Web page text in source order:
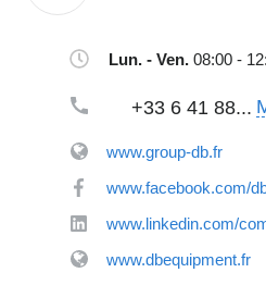
Lun. - Ven. 08:00 -
+33 6 41 88...
www.group-db.fr
www.facebook.com/
www.linkedin.com/
www.dbequipment.fr